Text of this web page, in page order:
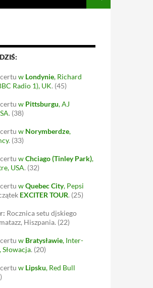
w Londynie, Richard
Radio 1), UK. (45)
w Pittsburgu, AJ
. (38)
w Norymberdze,
. (33)
wChciago (Tinley Park),
USA. (32)
wQuebec City, Pepsi
EXCITER TOUR. (25)
Rocznica setu djskiego
Hiszpania. (22)
w Bratysławie, Inter-
. (20)
w Lipsku, Red Bull